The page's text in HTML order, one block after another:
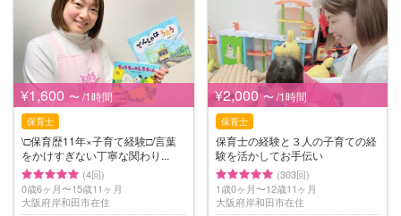
¥1,600 〜 /1時間
保育士
\□︎保育歴11年×子育て経験□︎/言葉
をかけすぎない丁寧な関わり...
(4回)
0歳6ヶ月〜15歳11ヶ月
大阪府岸和田市在住
¥2,000 〜 /1時間
保育士
保育士の経験と３人の子育ての経
験を活かしてお手伝い
(303回)
1歳0ヶ月〜12歳11ヶ月
大阪府岸和田市在住